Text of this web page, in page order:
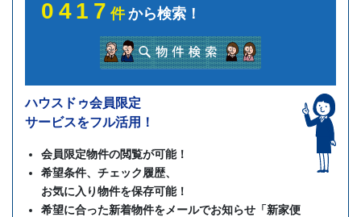
0417件から検索！
ハウスドゥ会員限定
サービスをフル活用！
会員限定物件の閲覧が可能！
希望条件、チェック履歴、
お気に入り物件を保存可能！
希望に合った新着物件をメールでお知らせ「新家便